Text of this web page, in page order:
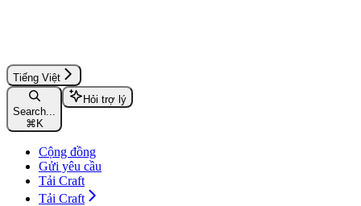
Tiếng Việt
Search...
⌘ K
Hỏi trợ lý
Cộng đồng
Gửi yêu cầu
Tải Craft
Tải Craft